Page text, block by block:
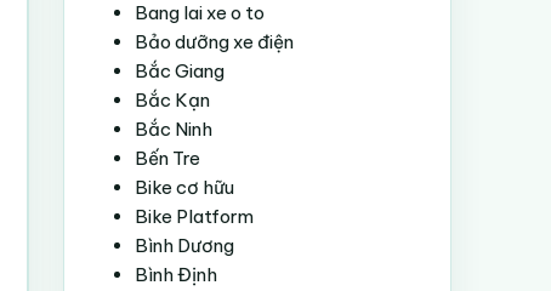
Bang lai xe o to
Bảo dưỡng xe điện
Bắc Giang
Bắc Kạn
Bắc Ninh
Bến Tre
Bike cơ hữu
Bike Platform
Bình Dương
Bình Định